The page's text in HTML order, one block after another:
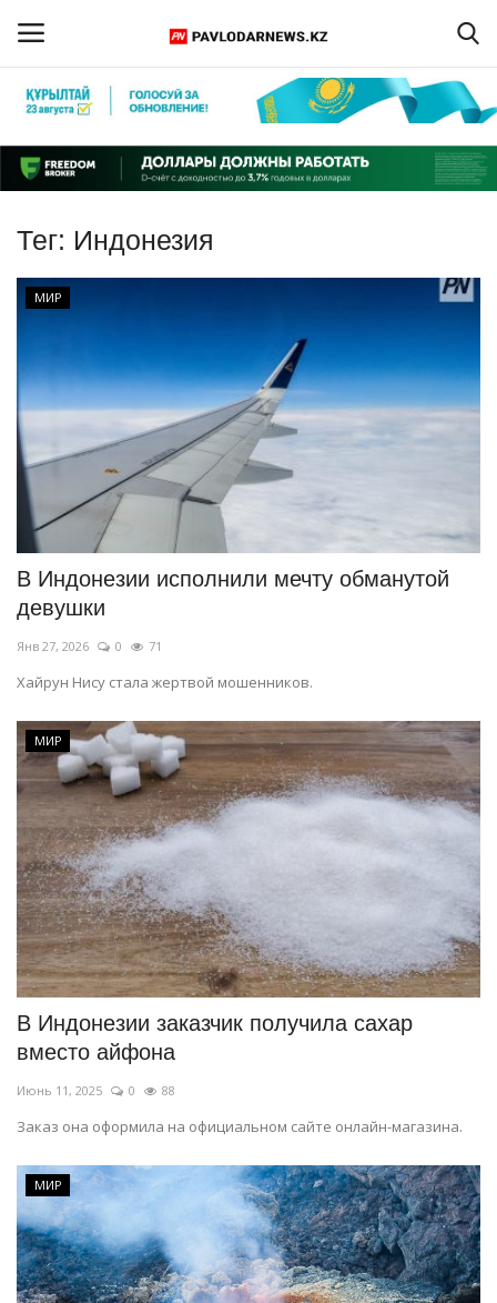
Регистрация
Главная
Обратная связь
ПАВЛОДАРСКАЯ ОБЛАСТЬ
КАЗАХСТАН
МИР
СПЕЦПРОЕКТЫ
СПОРТ
Чек-лист
РАЗВЛЕЧЕНИЯ
Курултай
Язык
Қазақша Русский
Тег: Индонезия
МИР
В Индонезии исполнили мечту обманутой
девушки
Янв 27, 2026 0 71
Хайрун Нису стала жертвой мошенников.
МИР
В Индонезии заказчик получила сахар
вместо айфона
Июнь 11, 2025 0 88
Заказ она оформила на официальном сайте онлайн-магазина.
МИР